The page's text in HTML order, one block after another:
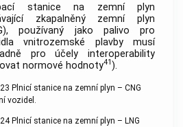
stanice na zemní plyn
zkapalněný zemní plyn
používaný jako palivo pro
vnitrozemské plavby musí
pro účely interoperability
normové hodnoty41).
Plnicí stanice na zemní plyn – CNG
vozidel.
Plnicí stanice na zemní plyn – LNG